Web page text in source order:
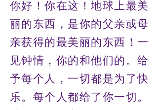
你好！你在这！地球上最美
丽的东西，是你的父亲或母
亲获得的最美丽的东西！一
见钟情，你的和他们的。给
予每个人，一切都是为了快
乐。每个人都给了你一切。